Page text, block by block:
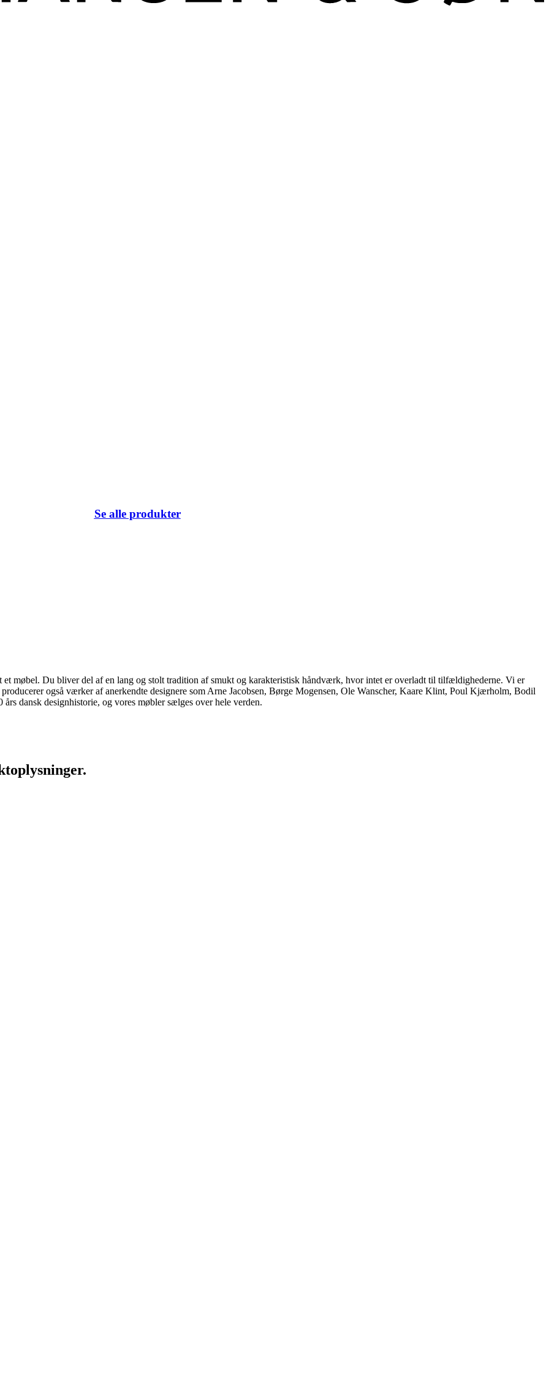
Se alle produkter
møbel. Du bliver del af en lang og stolt tradition af smukt og karakteristisk håndværk, hvor intet er overladt til tilfældighederne. Vi er
også værker af anerkendte designere som Arne Jacobsen, Børge Mogensen, Ole Wanscher, Kaare Klint, Poul Kjærholm, Bodil
dansk designhistorie, og vores møbler sælges over hele verden.